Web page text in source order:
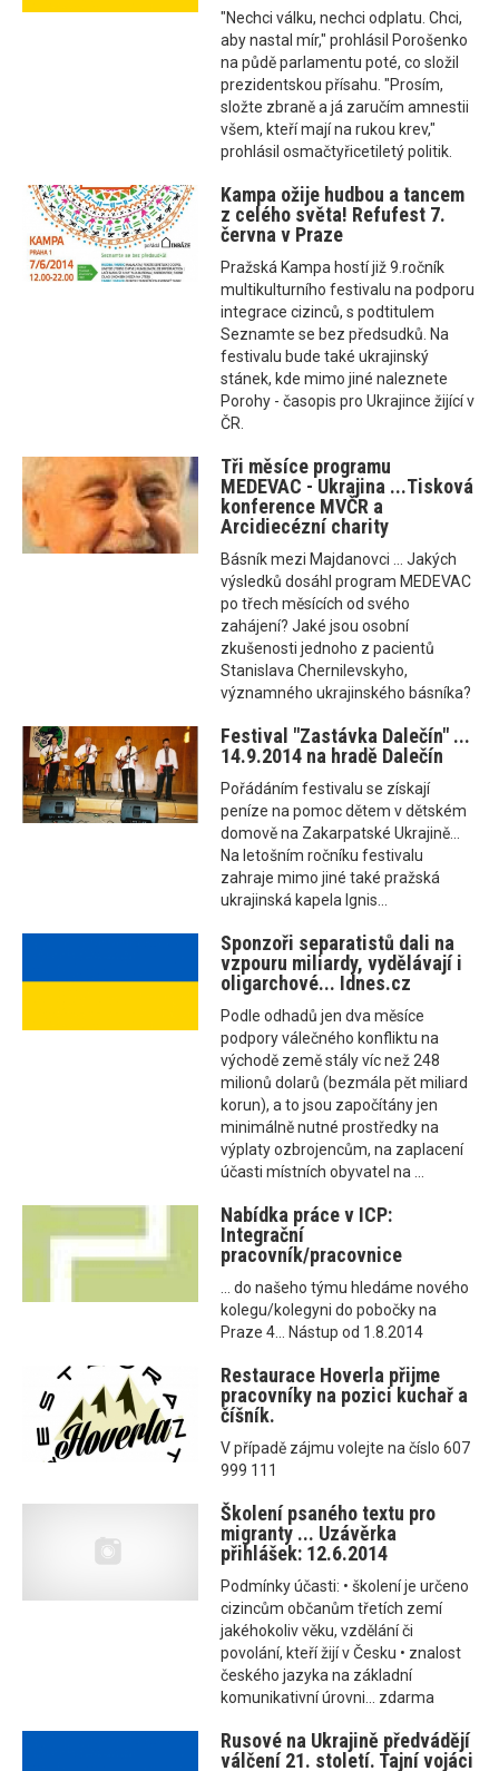
"Nechci válku, nechci odplatu. Chci,
aby nastal mír," prohlásil Porošenko
na půdě parlamentu poté, co složil
prezidentskou přísahu. "Prosím,
složte zbraně a já zaručím amnestii
všem, kteří mají na rukou krev,"
prohlásil osmačtyřicetiletý politik.
Kampa ožije hudbou a tancem
z celého světa! Refufest 7.
června v Praze
Pražská Kampa hostí již 9.ročník
multikulturního festivalu na podporu
integrace cizinců, s podtitulem
Seznamte se bez předsudků. Na
festivalu bude také ukrajinský
stánek, kde mimo jiné naleznete
Porohy - časopis pro Ukrajince žijící v
ČR.
Tři měsíce programu
MEDEVAC - Ukrajina ...Tisková
konference MVČR a
Arcidiecézní charity
Básník mezi Majdanovci ... Jakých
výsledků dosáhl program MEDEVAC
po třech měsících od svého
zahájení? Jaké jsou osobní
zkušenosti jednoho z pacientů
Stanislava Chernilevskyho,
významného ukrajinského básníka?
Festival "Zastávka Dalečín" ...
14.9.2014 na hradě Dalečín
Pořádáním festivalu se získají
peníze na pomoc dětem v dětském
domově na Zakarpatské Ukrajině...
Na letošním ročníku festivalu
zahraje mimo jiné také pražská
ukrajinská kapela Ignis...
Sponzoři separatistů dali na
vzpouru miliardy, vydělávají i
oligarchové... Idnes.cz
Podle odhadů jen dva měsíce
podpory válečného konfliktu na
východě země stály víc než 248
milionů dolarů (bezmála pět miliard
korun), a to jsou započítány jen
minimálně nutné prostředky na
výplaty ozbrojencům, na zaplacení
účasti místních obyvatel na ...
Nabídka práce v ICP:
Integrační
pracovník/pracovnice
... do našeho týmu hledáme nového
kolegu/kolegyni do pobočky na
Praze 4... Nástup od 1.8.2014
Restaurace Hoverla přijme
pracovníky na pozici kuchař a
číšník.
V případě zájmu volejte na číslo 607
999 111
Školení psaného textu pro
migranty ... Uzávěrka
přihlášek: 12.6.2014
Podmínky účasti: • školení je určeno
cizincům občanům třetích zemí
jakéhokoliv věku, vzdělání či
povolání, kteří žijí v Česku • znalost
českého jazyka na základní
komunikativní úrovni... zdarma
Rusové na Ukrajině předvádějí
válčení 21. století. Tajní vojáci